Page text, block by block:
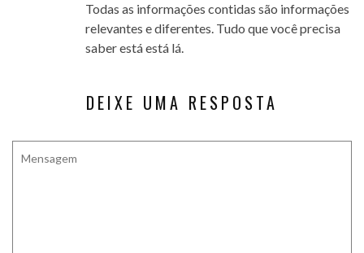
Todas as informações contidas são informações
relevantes e diferentes. Tudo que você precisa
saber está está lá.
DEIXE UMA RESPOSTA